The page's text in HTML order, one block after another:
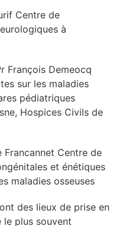
Centre de
à
François Demeocq
sur les maladies
pédiatriques
Hospices Civils de
Francannet Centre de
et énétiques
maladies osseuses
des lieux de prise en
le plus souvent